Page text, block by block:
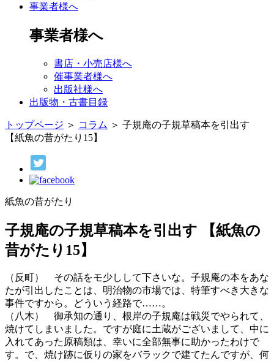
事業者様へ
事業者様へ
書店・小売店様へ
催事業者様へ
出版社様へ
出版物・古書目録
トップページ ＞ コラム ＞ 子規庵の子規草稿本を引出す
【紙魚の昔がたり15】
紙魚の昔がたり
子規庵の子規草稿本を引出す 【紙魚の
昔がたり15】
（反町） その話をモ少しして下さいな。子規庵の本をあな
たが引出したことは、明治物の市場では、特筆すべき大きな
事件ですから。どういう経路で……。
（八木） 御承知の通り、根岸の子規庵は戦災でやられて、
焼けてしまいました。ですが庭に土蔵がございまして、中に
入れてあった原稿類は、幸いに全部無事に助かったわけで
す。で、焼け跡に仮りの家をバラックで建てたんですが、何